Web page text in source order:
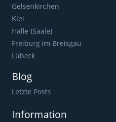
Gelsenkirchen
Kiel
Halle (Saale)
Freiburg im Breisgau
Lübeck
Blog
Letzte Posts
Information